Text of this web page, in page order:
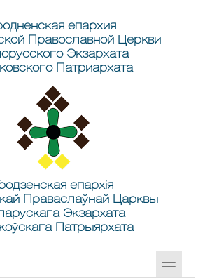
епархия
Православной Церкви
Экзархата
Патриархата
епархія
Праваслаўнай Царквы
Экзархата
Патрыярхата